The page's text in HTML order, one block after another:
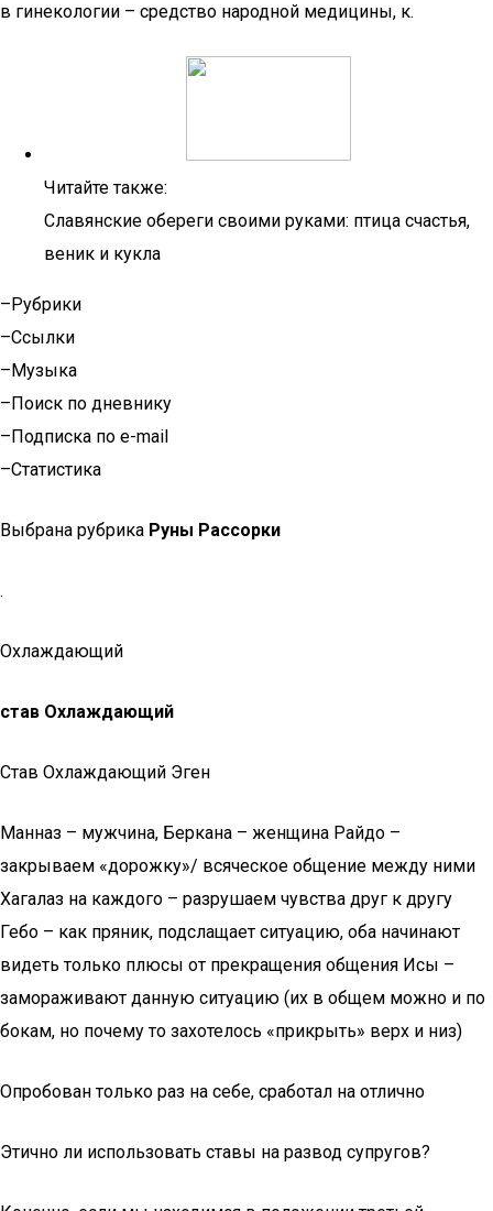
в гинекологии – средство народной медицины, к.
Читайте также:
Славянские обереги своими руками: птица счастья,
веник и кукла
–Рубрики
–Ссылки
–Музыка
–Поиск по дневнику
–Подписка по e-mail
–Статистика
Выбрана рубрика Руны Рассорки
.
Охлаждающий
став Охлаждающий
Став Охлаждающий Эген
Манназ – мужчина, Беркана – женщина Райдо –
закрываем «дорожку»/ всяческое общение между ними
Хагалаз на каждого – разрушаем чувства друг к другу
Гебо – как пряник, подслащает ситуацию, оба начинают
видеть только плюсы от прекращения общения Исы –
замораживают данную ситуацию (их в общем можно и по
бокам, но почему то захотелось «прикрыть» верх и низ)
Опробован только раз на себе, сработал на отлично
Этично ли использовать ставы на развод супругов?